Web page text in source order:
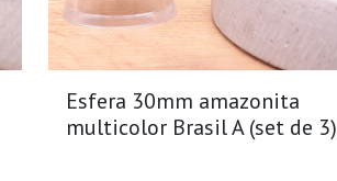
Esfera 30mm amazonita
multicolor Brasil A (set de 3)